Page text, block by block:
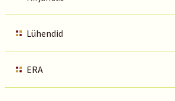
Lühendid
ERA